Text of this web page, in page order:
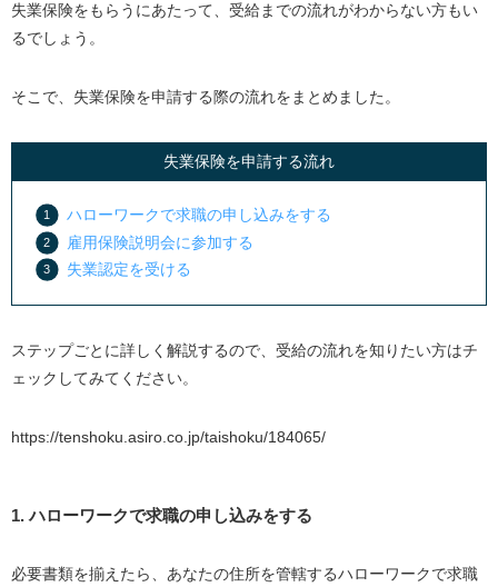
失業保険をもらうにあたって、受給までの流れがわからない方もい
るでしょう。
そこで、失業保険を申請する際の流れをまとめました。
失業保険を申請する流れ
ハローワークで求職の申し込みをする
雇用保険説明会に参加する
失業認定を受ける
ステップごとに詳しく解説するので、受給の流れを知りたい方はチ
ェックしてみてください。
https://tenshoku.asiro.co.jp/taishoku/184065/
1. ハローワークで求職の申し込みをする
必要書類を揃えたら、あなたの住所を管轄するハローワークで求職